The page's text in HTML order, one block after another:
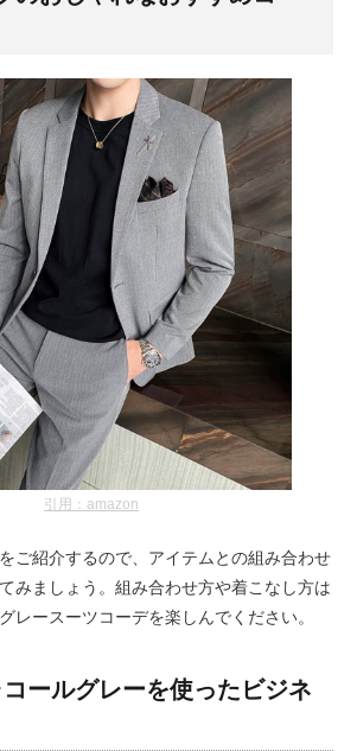
引用：amazon
ご紹介するので、アイテムとの組み合わせ
みましょう。組み合わせ方や着こなし方は
レースーツコーデを楽しんでください。
ールグレーを使ったビジネ